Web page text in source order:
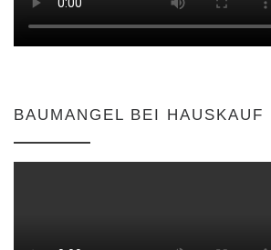
BAUMANGEL BEI HAUSKAUF